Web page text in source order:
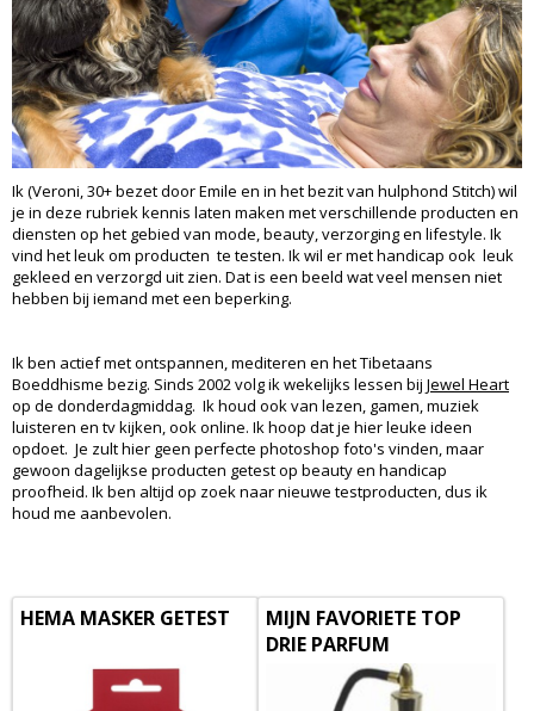
Ik (Veroni, 30+ bezet door Emile en in het bezit van hulphond Stitch) wil
je in deze rubriek kennis laten maken met verschillende producten en
diensten op het gebied van mode, beauty, verzorging en lifestyle. Ik
vind het leuk om producten te testen. Ik wil er met handicap ook leuk
gekleed en verzorgd uit zien. Dat is een beeld wat veel mensen niet
hebben bij iemand met een beperking.
Ik ben actief met ontspannen, mediteren en het Tibetaans
Boeddhisme bezig. Sinds 2002 volg ik wekelijks lessen bij Jewel Heart
op de donderdagmiddag. Ik houd ook van lezen, gamen, muziek
luisteren en tv kijken, ook online. Ik hoop dat je hier leuke ideen
opdoet. Je zult hier geen perfecte photoshop foto's vinden, maar
gewoon dagelijkse producten getest op beauty en handicap
proofheid. Ik ben altijd op zoek naar nieuwe testproducten, dus ik
houd me aanbevolen.
HEMA MASKER GETEST
MIJN FAVORIETE TOP
DRIE PARFUM